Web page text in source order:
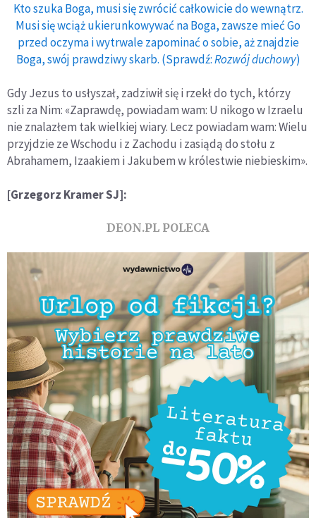
Kto szuka Boga, musi się zwrócić całkowicie do wewnątrz.
Musi się wciąż ukierunkowywać na Boga, zawsze mieć Go
przed oczyma i wytrwale zapominać o sobie, aż znajdzie
Boga, swój prawdziwy skarb. (Sprawdź:Rozwój duchowy)
Gdy Jezus to usłyszał, zadziwił się i rzekł do tych, którzy
szli za Nim: «Zaprawdę, powiadam wam: U nikogo w Izraelu
nie znalazłem tak wielkiej wiary. Lecz powiadam wam: Wielu
przyjdzie ze Wschodu i z Zachodu i zasiądą do stołu z
Abrahamem, Izaakiem i Jakubem w królestwie niebieskim».
[Grzegorz Kramer SJ]:
DEON.PL POLECA